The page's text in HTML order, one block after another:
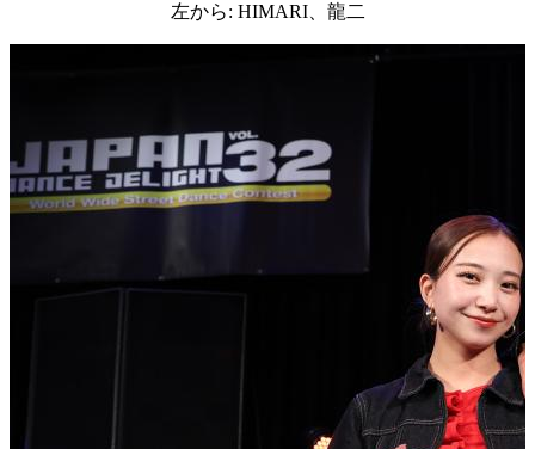
左から: HIMARI、龍二